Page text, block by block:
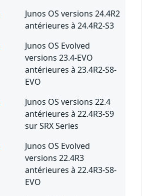
Junos OS versions 24.4R2
antérieures à 24.4R2-S3
Junos OS Evolved
versions 23.4-EVO
antérieures à 23.4R2-S8-
EVO
Junos OS versions 22.4
antérieures à 22.4R3-S9
sur SRX Series
Junos OS Evolved
versions 22.4R3
antérieures à 22.4R3-S8-
EVO